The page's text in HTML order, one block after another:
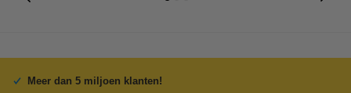
Meer dan 5 miljoen klanten!